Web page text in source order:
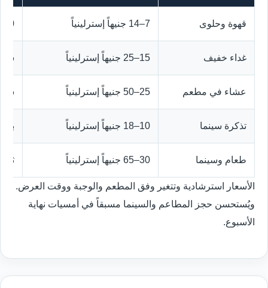
قهوة وحلوى 7–14 جنيهاً إسترلينياً 30–60 دقيقة
غداء خفيف 15–25 جنيهاً إسترلينياً
عشاء في مطعم 25–50 جنيهاً إسترلينياً
تذكرة سينما 10–18 جنيهاً إسترلينياً
طعام وسينما 30–65 جنيهاً إسترلينياً
الأسعار استرشادية وتتغير وفق المطعم والوجبة ووقت العرض.
ويُستحسن حجز المطاعم والسينما مسبقاً في أمسيات نهاية
الأسبوع.